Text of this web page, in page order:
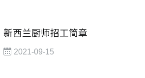
新西兰厨师招工简章
2021-09-15